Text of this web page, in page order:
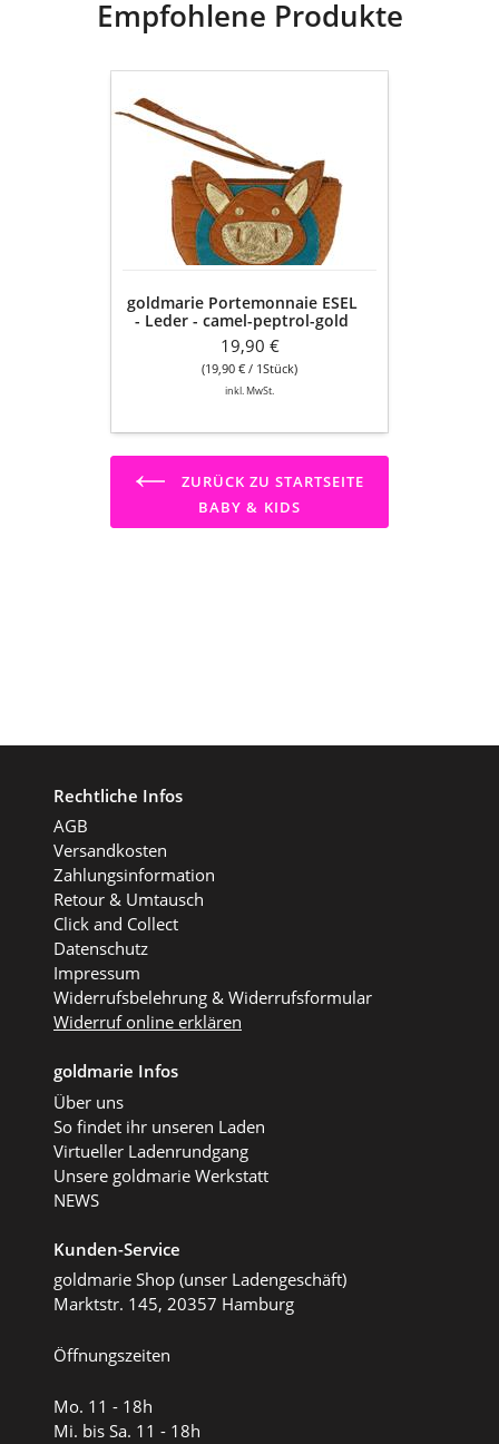
Empfohlene Produkte
goldmarie
Portemonnaie
ESEL
camel-
peptrol-
goldmarie Portemonnaie ESEL
- Leder - camel-peptrol-gold
19,90 €
(19,90 € / 1Stück)
inkl. MwSt.
ZURÜCK ZU STARTSEITE
BABY & KIDS
Rechtliche Infos
AGB
Versandkosten
Zahlungsinformation
Retour & Umtausch
Click and Collect
Datenschutz
Impressum
Widerrufsbelehrung & Widerrufsformular
Widerruf online erklären
goldmarie Infos
Über uns
So findet ihr unseren Laden
Virtueller Ladenrundgang
Unsere goldmarie Werkstatt
NEWS
Kunden-Service
goldmarie Shop (unser Ladengeschäft)
Marktstr. 145, 20357 Hamburg
Öffnungszeiten
Mo. 11 - 18h
Mi. bis Sa. 11 - 18h